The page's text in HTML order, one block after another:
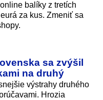
balíky z tretích
za kus. Zmeniť sa
sa zvýšil
na druhý
výstrahy druhého
Hrozia